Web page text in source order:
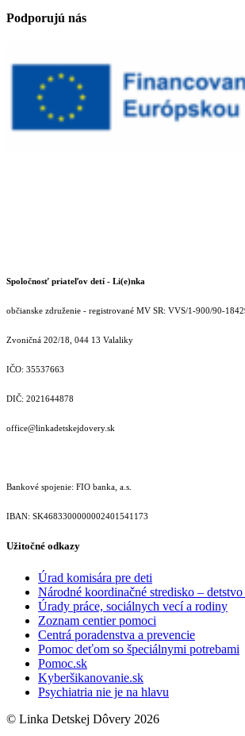
Podporujú nás
Spoločnosť priateľov detí - Li(e)nka
občianske združenie - registrované MV SR: VVS/1-900/90-
Zvoničná 202/18, 044 13 Valaliky
IČO: 35537663
DIČ: 2021644878
office@linkadetskejdovery.sk
Bankové spojenie: FIO banka, a.s.
IBAN: SK46833000000­02401541173
Užitočné odkazy
Úrad komisára pre deti
Národné koordinačné stredisko – detstvo
Úrady práce, sociálnych vecí a rodiny
Zoznam centier pomoci
Centrá poradenstva a prevencie
Pomoc deťom so špeciálnymi potrebami
Pomoc.sk
Kyberšikanovanie.sk
Psychiatria nie je na hlavu
© Linka Detskej Dôvery 2026